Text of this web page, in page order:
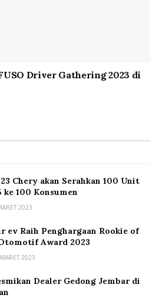
Driver Gathering 2023 di
Chery akan Serahkan 100 Unit
ke 100 Konsumen
2023
ev Raih Penghargaan Rookie of
Award 2023
2023
Dealer Gedong Jembar di